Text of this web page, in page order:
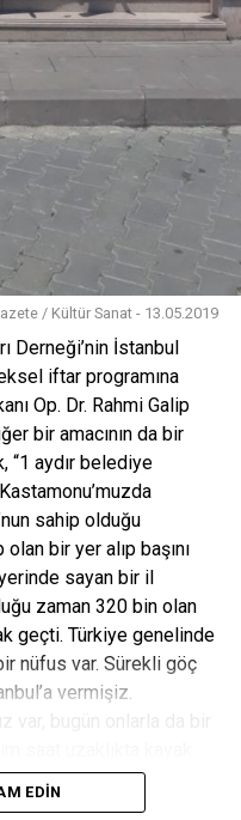
/ Kültür Sanat - 13.05.2019
Derneği’nin İstanbul
iftar programına
Op. Dr. Rahmi Galip
bir amacının da bir
“1 aydır belediye
sahip olduğu
bir yer alıp başını
sayan bir il
zaman 320 bin olan
geçti. Türkiye genelinde
nüfus var. Sürekli göç
vermişiz.
girebildiğimiz,
Şaban-ı Velisiyle her
EDIN